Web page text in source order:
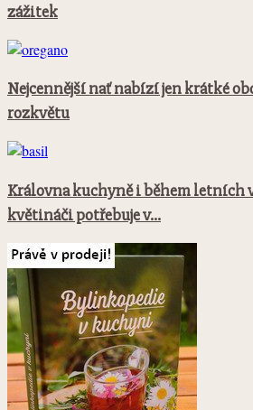
zážitek
Nejcennější nať nabízí jen krátké
rozkvětu
Královna kuchyně i během letních
květináči potřebuje v...